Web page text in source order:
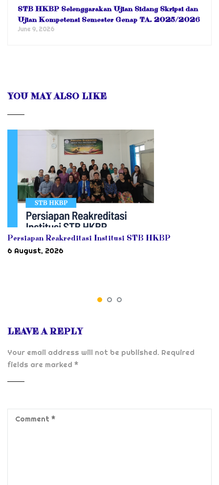
STB HKBP Selenggarakan Ujian Sidang Skripsi dan
Ujian Kompetensi Semester Genap TA. 2025/2026
June 9, 2026
YOU MAY ALSO LIKE
Persiapan Reakreditasi Institusi STB HKBP
6 August, 2026
LEAVE A REPLY
Your email address will not be published. Required
fields are marked *